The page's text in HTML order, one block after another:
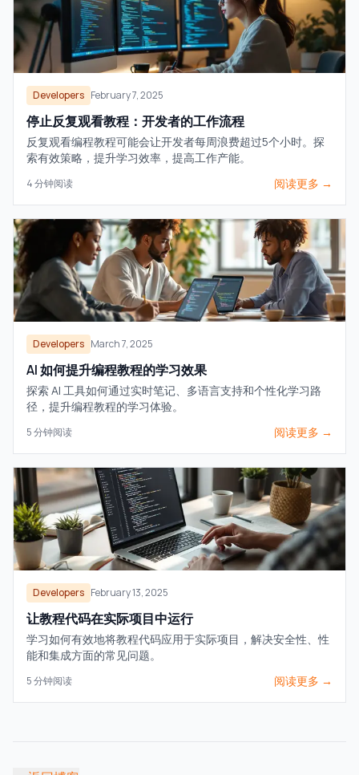
Developers February 7, 2025
停止反复观看教程：开发者的工作流程
反复观看编程教程可能会让开发者每周浪费超过5个小时。探
索有效策略，提升学习效率，提高工作产能。
4分钟阅读 阅读更多 →
Developers March 7, 2025
AI 如何提升编程教程的学习效果
探索 AI 工具如何通过实时笔记、多语言支持和个性化学习路
径，提升编程教程的学习体验。
5分钟阅读 阅读更多 →
Developers February 13, 2025
让教程代码在实际项目中运行
学习如何有效地将教程代码应用于实际项目，解决安全性、性
能和集成方面的常见问题。
5分钟阅读 阅读更多 →